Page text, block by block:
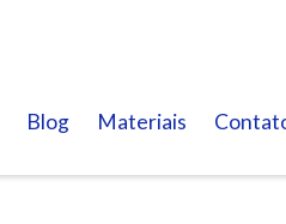
Blog Materiais